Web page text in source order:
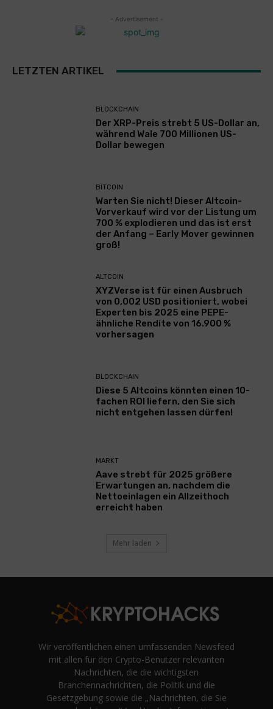
- Advertisement -
LETZTEN ARTIKEL
BLOCKCHAIN
Der XRP-Preis strebt 5 US-Dollar an,
während Wale 700 Millionen US-
Dollar bewegen
BITCOIN
Warten Sie nicht! Dieser Altcoin-
Vorverkauf wird vor der Listung um
700 % explodieren und das ist erst
der Anfang – Early Mover gewinnen
groß!
ALTCOIN
XYZVerse ist für einen Ausbruch
von 0,002 USD positioniert, wobei
Experten bis 2025 eine PEPE-
ähnliche Rendite von 16.900 %
vorhersagen
BLOCKCHAIN
Diese 5 Altcoins könnten einen 10-
fachen ROI liefern, den Sie sich
nicht entgehen lassen dürfen!
MARKT
Aave strebt für 2025 größere
Erwartungen an, nachdem die
Nettoeinlagen ein Allzeithoch
erreicht haben
Mehr laden
Wir veröffentlichen einen umfassenden Newsfeed
mit allen für den Crypto-Benutzer relevanten
Nachrichten, die die wichtigsten
Branchennachrichten, die Politik und die
Gesetzgebung sowie die „Nachrichten, die Sie